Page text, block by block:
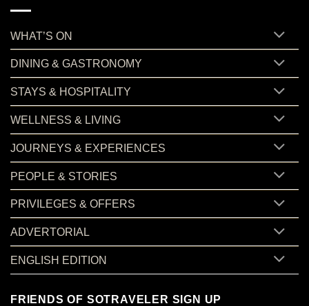
WHAT’S ON
DINING & GASTRONOMY
STAYS & HOSPITALITY
WELLNESS & LIVING
JOURNEYS & EXPERIENCES
PEOPLE & STORIES
PRIVILEGES & OFFERS
ADVERTORIAL
ENGLISH EDITION
FRIENDS OF SOTRAVELER SIGN UP